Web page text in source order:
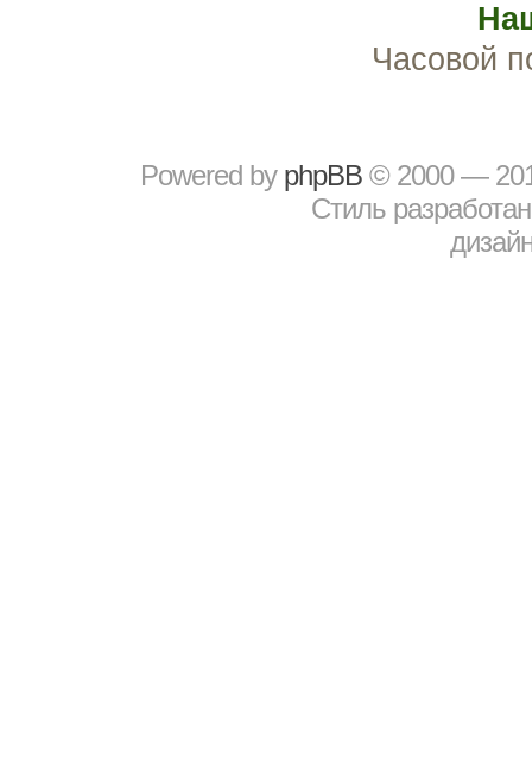
Часовой
Powered by рhрBВ © 2000 —
Стиль